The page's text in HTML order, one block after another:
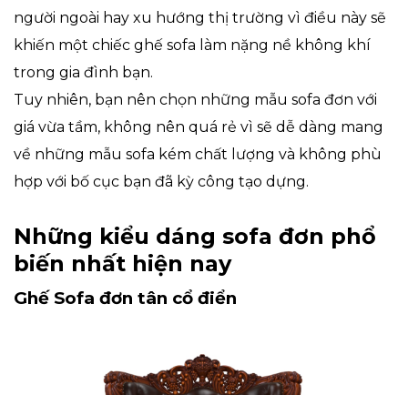
người ngoài hay xu hướng thị trường vì điều này sẽ
khiến một chiếc ghế sofa làm nặng nề không khí
trong gia đình bạn.
Tuy nhiên, bạn nên chọn những mẫu sofa đơn với
giá vừa tầm, không nên quá rẻ vì sẽ dễ dàng mang
về những mẫu sofa kém chất lượng và không phù
hợp với bố cục bạn đã kỳ công tạo dựng.
Những kiểu dáng sofa đơn phổ
biến nhất hiện nay
Ghế Sofa đơn tân cổ điển